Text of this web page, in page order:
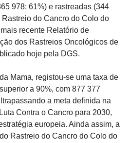
978; 61%) e rastreadas (344
do Cancro do Colo do
recente Relatório de
dos Rastreios Oncológicos de
hoje pela DGS.
Mama, registou-se uma taxa de
a 90%, com 877 377
a meta definida na
Contra o Cancro para 2030,
europeia. Ainda assim, a
Rastreio do Cancro do Colo do